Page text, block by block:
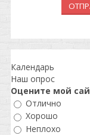
Календарь
Наш опрос
Оцените мой
Отлично
Хорошо
Неплохо